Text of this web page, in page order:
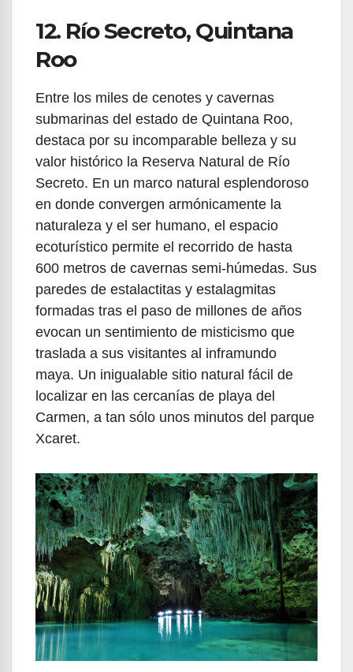
12. Río Secreto, Quintana
Roo
Entre los miles de cenotes y cavernas
submarinas del estado de Quintana Roo,
destaca por su incomparable belleza y su
valor histórico la Reserva Natural de Río
Secreto. En un marco natural esplendoroso
en donde convergen armónicamente la
naturaleza y el ser humano, el espacio
ecoturístico permite el recorrido de hasta
600 metros de cavernas semi-húmedas. Sus
paredes de estalactitas y estalagmitas
formadas tras el paso de millones de años
evocan un sentimiento de misticismo que
traslada a sus visitantes al inframundo
maya. Un inigualable sitio natural fácil de
localizar en las cercanías de playa del
Carmen, a tan sólo unos minutos del parque
Xcaret.